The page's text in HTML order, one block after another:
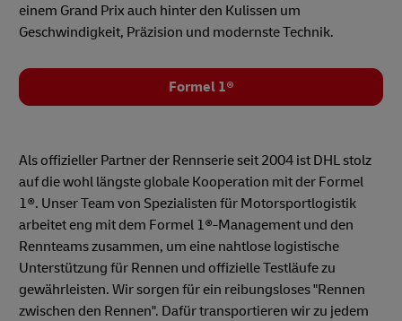
einem Grand Prix auch hinter den Kulissen um
Geschwindigkeit, Präzision und modernste Technik.
Formel 1®
Als offizieller Partner der Rennserie seit 2004 ist DHL stolz
auf die wohl längste globale Kooperation mit der Formel
1®. Unser Team von Spezialisten für Motorsportlogistik
arbeitet eng mit dem Formel 1®-Management und den
Rennteams zusammen, um eine nahtlose logistische
Unterstützung für Rennen und offizielle Testläufe zu
gewährleisten. Wir sorgen für ein reibungsloses "Rennen
zwischen den Rennen". Dafür transportieren wir zu jedem